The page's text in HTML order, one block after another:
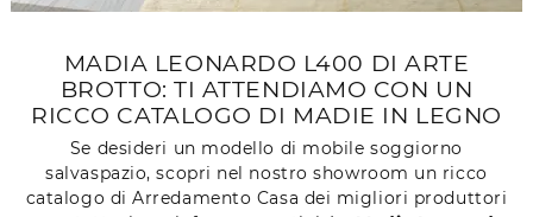
MADIA LEONARDO L400 DI ARTE
BROTTO: TI ATTENDIAMO CON UN
RICCO CATALOGO DI MADIE IN LEGNO
Se desideri un modello di mobile soggiorno
salvaspazio, scopri nel nostro showroom un ricco
catalogo di Arredamento Casa dei migliori produttori